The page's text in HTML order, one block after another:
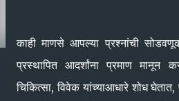
काही माणसे आपल्या प्रश्‍नांची
प्रस्थापित आदर्शांना प्रमाण मानून
चिकित्सा, विवेक यांच्याआधारे शोध